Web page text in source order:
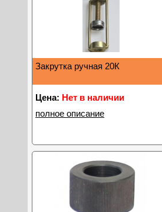
Закрутка ручная 20К
Цена: Нет в наличии
полное описание